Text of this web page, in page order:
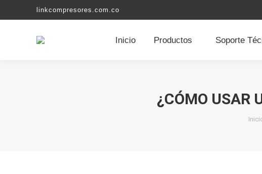
linkcompresores.com.co
Inicio Productos Soporte
¿CÓMO USAR